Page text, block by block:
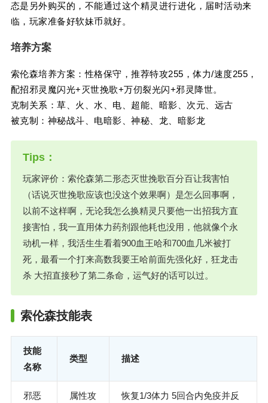
态是另外购买的，不能通过这个精灵进行进化，届时活动来
临，玩家准备好软妹币就好。
培养方案
索伦森培养方案：性格保守，推荐特攻255，体力/速度255，
配招邪灵魔闪光+灭世挽歌+万仞裂光闪+邪灵降世。
克制关系：草、火、水、电、超能、暗影、次元、远古
被克制：神秘战斗、电暗影、神秘、龙、暗影龙
玩家评价：索伦森第二形态灭世挽歌百分百让我害怕
（话说灭世挽歌应该也没这个效果啊）是怎么回事啊，
以前不这样啊，无论我怎么换精灵只要他一出招我方直
接害怕，我一直用体力药剂跟他耗也没用，他就像个永
动机一样，我活生生看着900血王哈和700血几米被打
死，最看一个打来高数我要王哈前面先强化好，狂龙击
杀 大招直接秒了第二条命，运气好的话可以过。
索伦森技能表
技能
名称
类型 描述
邪恶
属性攻
恢复1/3体力 5回合内免疫并反